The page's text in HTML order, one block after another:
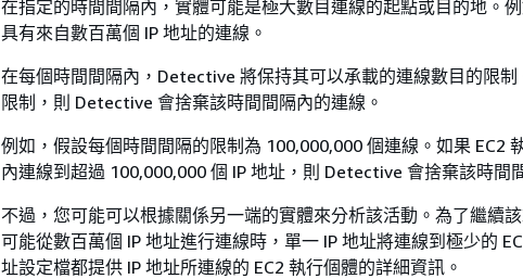
在指定的時間間隔內，實體可能是極大數目連線的起點或目的地。
具有來自數百萬個 IP 地址的連線。
在每個時間間隔內，Detective 將保持其可以承載的連線數目的限
限制，則 Detective 會捨棄該時間間隔內的連線。
例如，假設每個時間間隔的限制為 100,000,000 個連線。如果 EC2
內連線到超過 100,000,000 個 IP 地址，則 Detective 會捨棄該時間
不過，您可能可以根據關係另一端的實體來分析該活動。為了繼續
可能從數百萬個 IP 地址進行連線時，單一 IP 地址將連線到極少的
址設定檔都提供 IP 地址所連線的 EC2 執行個體的詳細資訊。